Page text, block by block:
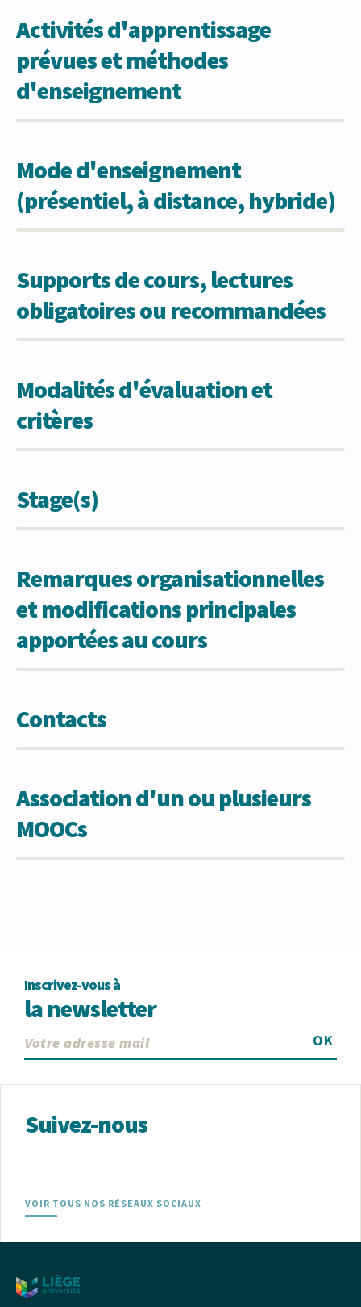
Activités d'apprentissage
prévues et méthodes
d'enseignement
Mode d'enseignement
(présentiel, à distance, hybride)
Supports de cours, lectures
obligatoires ou recommandées
Modalités d'évaluation et
critères
Stage(s)
Remarques organisationnelles
et modifications principales
apportées au cours
Contacts
Association d'un ou plusieurs
MOOCs
Inscrivez-vous à
la newsletter
OK
Suivez-nous
VOIR TOUS NOS RÉSEAUX SOCIAUX